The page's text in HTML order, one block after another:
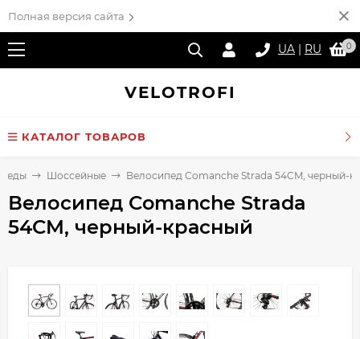
Полная версия сайта
UA | RU 0
VELOTROFI
КАТАЛОГ ТОВАРОВ
Шоссейные Велосипед Comanche Strada 54CM, черный-
Велосипед Comanche Strada
54CM, черный-красный